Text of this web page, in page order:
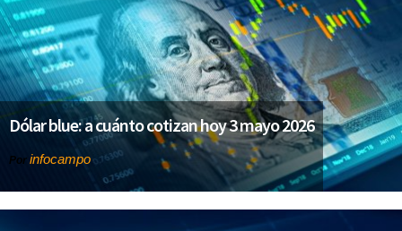
Dólar blue: a cuánto cotizan hoy 3 mayo 2026
Por infocampo